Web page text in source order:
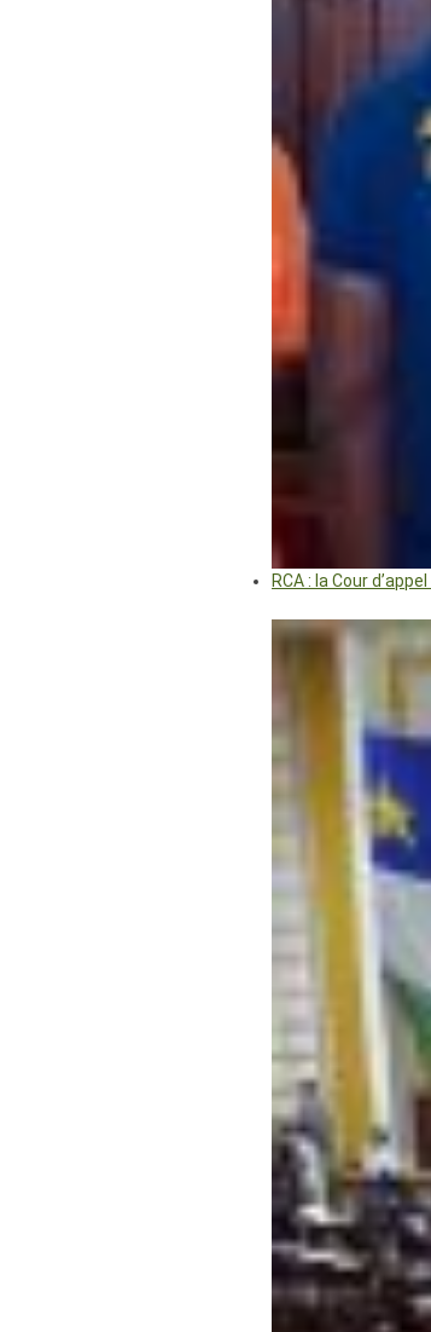
RCA : la Cour